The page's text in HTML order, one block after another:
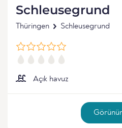
Schleusegrund
Thüringen Schleusegrund
Açık havuz